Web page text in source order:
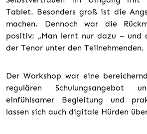
Tablet. Besonders groß ist die
machen. Dennoch war die
positiv: „Man lernt nur dazu – und
der Tenor unter den Teilnehmenden.
Der Workshop war eine
regulären
einfühlsamer Begleitung und
lassen sich auch digitale Hürden